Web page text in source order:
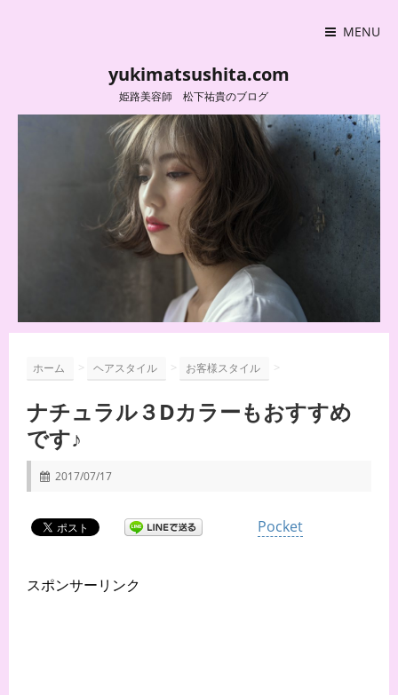
MENU
yukimatsushita.com
姫路美容師 松下祐貴のブログ
ホーム > ヘアスタイル > お客様スタイル >
ナチュラル３Dカラーもおすすめ
です♪
2017/07/17
Pocket
スポンサーリンク